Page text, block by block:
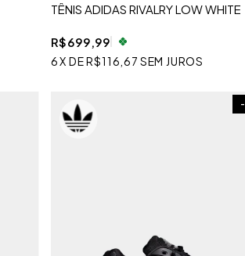
TÊNIS ADIDAS RIVALRY LOW WHITE
R$699,99
6X DER$116,67 SEM JUROS
-